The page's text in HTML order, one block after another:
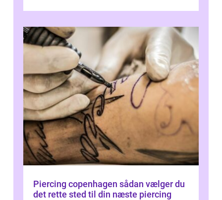
Piercing copenhagen sådan vælger du
det rette sted til din næste piercing